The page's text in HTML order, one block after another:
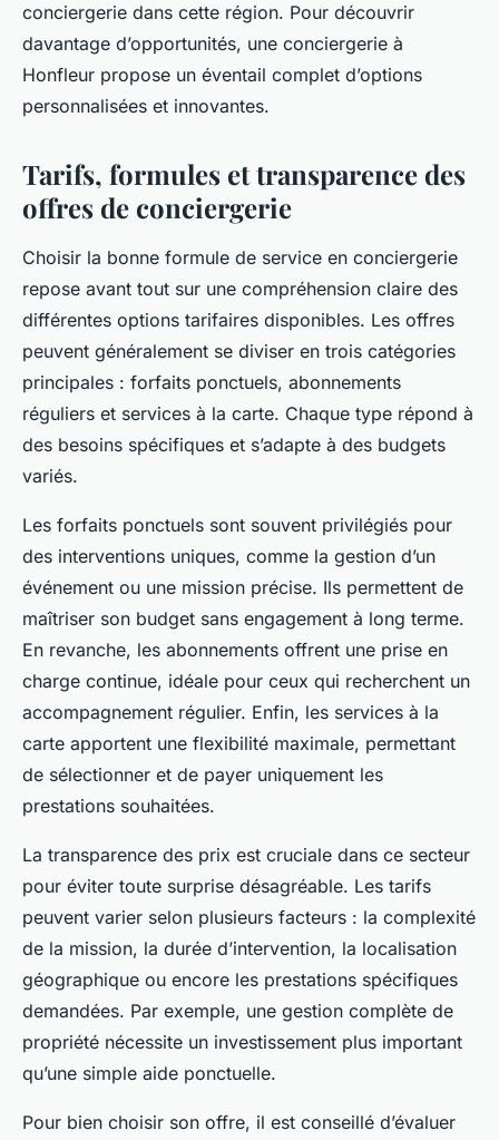
conciergerie dans cette région. Pour découvrir
davantage d’opportunités, une conciergerie à
Honfleur propose un éventail complet d’options
personnalisées et innovantes.
Tarifs, formules et transparence des
offres de conciergerie
Choisir la bonne formule de service en conciergerie
repose avant tout sur une compréhension claire des
différentes options tarifaires disponibles. Les offres
peuvent généralement se diviser en trois catégories
principales : forfaits ponctuels, abonnements
réguliers et services à la carte. Chaque type répond à
des besoins spécifiques et s’adapte à des budgets
variés.
Les forfaits ponctuels sont souvent privilégiés pour
des interventions uniques, comme la gestion d’un
événement ou une mission précise. Ils permettent de
maîtriser son budget sans engagement à long terme.
En revanche, les abonnements offrent une prise en
charge continue, idéale pour ceux qui recherchent un
accompagnement régulier. Enfin, les services à la
carte apportent une flexibilité maximale, permettant
de sélectionner et de payer uniquement les
prestations souhaitées.
La transparence des prix est cruciale dans ce secteur
pour éviter toute surprise désagréable. Les tarifs
peuvent varier selon plusieurs facteurs : la complexité
de la mission, la durée d’intervention, la localisation
géographique ou encore les prestations spécifiques
demandées. Par exemple, une gestion complète de
propriété nécessite un investissement plus important
qu’une simple aide ponctuelle.
Pour bien choisir son offre, il est conseillé d’évaluer